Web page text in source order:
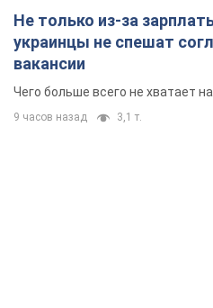
Не только из-за
украинцы не спешат
вакансии
Чего больше всего не хватает
9 часов назад 3,1 т.